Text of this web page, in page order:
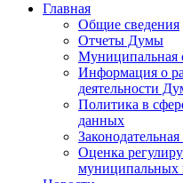
Главная
Общие сведения
Отчеты Думы
Муниципальная
Информация о
деятельности
Политика в
данных
Законодательная
Оценка
муниципальных